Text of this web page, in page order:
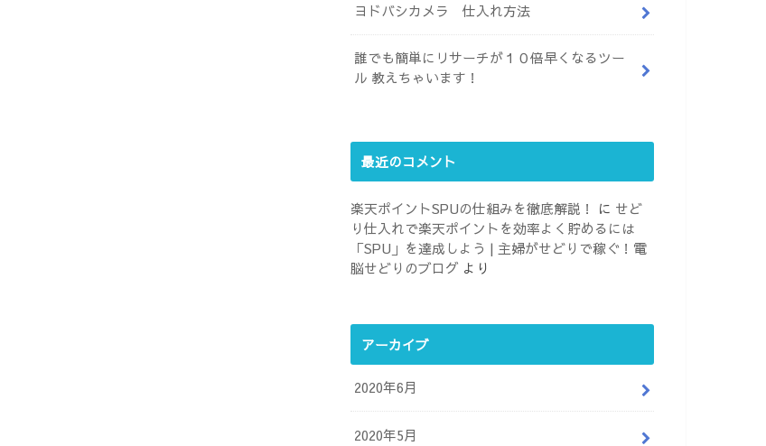
ヨドバシカメラ 仕入れ方法
誰でも簡単にリサーチが１０倍早くなるツー
ル 教えちゃいます！
最近のコメント
楽天ポイントSPUの仕組みを徹底解説！ に せど
り仕入れで楽天ポイントを効率よく貯めるには
「SPU」を達成しよう | 主婦がせどりで稼ぐ！電
脳せどりのブログ より
アーカイブ
2020年6月
2020年5月